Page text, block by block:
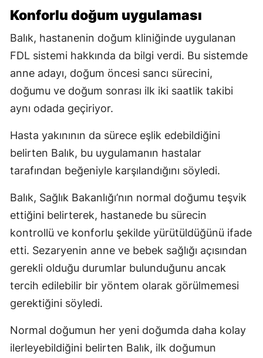
Konforlu doğum uygulaması
Balık, hastanenin doğum kliniğinde uygulanan
FDL sistemi hakkında da bilgi verdi. Bu sistemde
anne adayı, doğum öncesi sancı sürecini,
doğumu ve doğum sonrası ilk iki saatlik takibi
aynı odada geçiriyor.
Hasta yakınının da sürece eşlik edebildiğini
belirten Balık, bu uygulamanın hastalar
tarafından beğeniyle karşılandığını söyledi.
Balık, Sağlık Bakanlığı’nın normal doğumu teşvik
ettiğini belirterek, hastanede bu sürecin
kontrollü ve konforlu şekilde yürütüldüğünü ifade
etti. Sezaryenin anne ve bebek sağlığı açısından
gerekli olduğu durumlar bulunduğunu ancak
tercih edilebilir bir yöntem olarak görülmemesi
gerektiğini söyledi.
Normal doğumun her yeni doğumda daha kolay
ilerleyebildiğini belirten Balık, ilk doğumun